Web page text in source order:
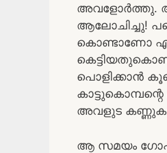
അവളോർത്തു.
ആലോചിച്ചു!
കൊണ്ടാണോ
പൊളിക്കാൻ
അവളുട
ആ സമയം